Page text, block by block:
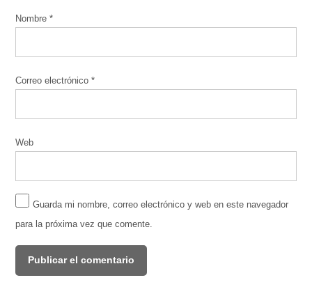
Nombre*
Correo electrónico*
Web
Guarda mi nombre, correo electrónico y web en este navegador
para la próxima vez que comente.